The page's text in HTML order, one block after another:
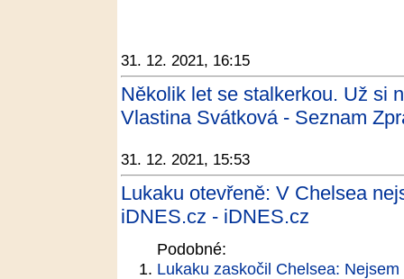
31. 12. 2021, 16:15
Několik let se stalkerkou. Už si
Vlastina Svátková - Seznam
31. 12. 2021, 15:53
Lukaku otevřeně: V Chelsea
iDNES.cz - iDNES.cz
Podobné:
Lukaku zaskočil Chelsea: